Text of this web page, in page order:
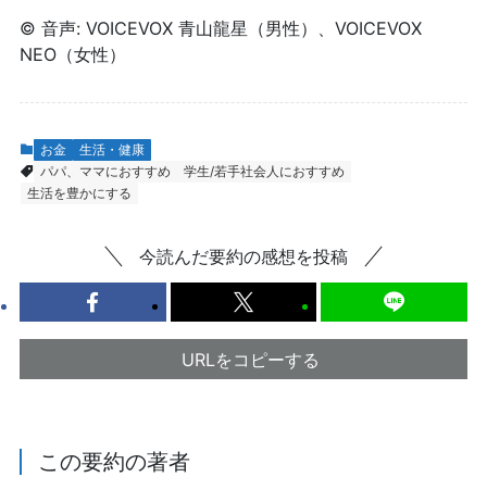
© 音声: VOICEVOX 青山龍星（男性）、VOICEVOX
NEO（女性）
お金
生活・健康
パパ、ママにおすすめ
学生/若手社会人におすすめ
生活を豊かにする
今読んだ要約の感想を投稿
URLをコピーする
この要約の著者